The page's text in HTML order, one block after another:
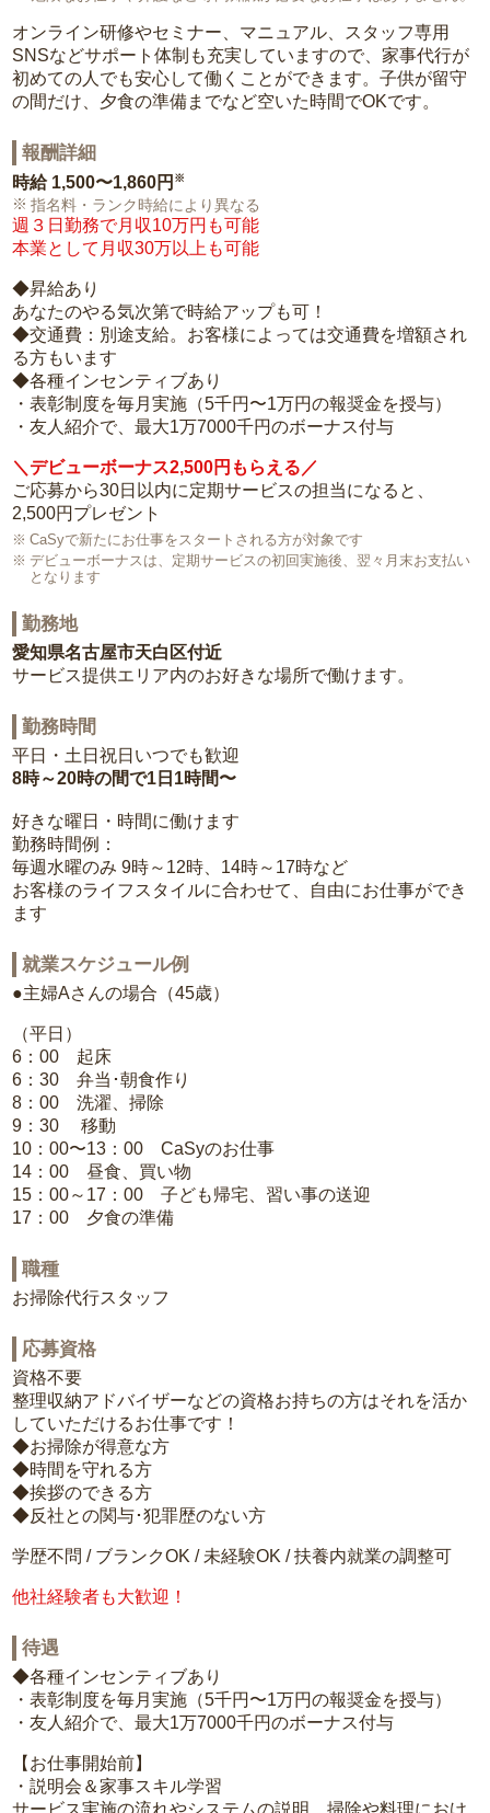
オンライン研修やセミナー、マニュアル、スタッフ専用
SNSなどサポート体制も充実していますので、家事代行が
初めての人でも安心して働くことができます。子供が留守
の間だけ、夕食の準備までなど空いた時間でOKです。
報酬詳細
時給 1,500〜1,860円 ※
指名料・ランク時給により異なる
週３日勤務で月収10万円も可能
本業として月収30万以上も可能
◆昇給あり
あなたのやる気次第で時給アップも可！
◆交通費：別途支給。お客様によっては交通費を増額され
る方もいます
◆各種インセンティブあり
・表彰制度を毎月実施（5千円〜1万円の報奨金を授与）
・友人紹介で、最大1万7000千円のボーナス付与
＼デビューボーナス2,500円もらえる／
ご応募から30日以内に定期サービスの担当になると、
2,500円プレゼント
CaSyで新たにお仕事をスタートされる方が対象です
デビューボーナスは、定期サービスの初回実施後、翌々月末お支払い
となります
勤務地
愛知県名古屋市天白区付近
サービス提供エリア内のお好きな場所で働けます。
勤務時間
平日・土日祝日いつでも歓迎
8時～20時の間で1日1時間〜
好きな曜日・時間に働けます
勤務時間例：
毎週水曜のみ 9時～12時、14時～17時など
お客様のライフスタイルに合わせて、自由にお仕事ができ
ます
就業スケジュール例
●主婦Aさんの場合（45歳）
（平日）
6：00 起床
6：30 弁当･朝食作り
8：00 洗濯、掃除
9：30 移動
10：00〜13：00 CaSyのお仕事
14：00 昼食、買い物
15：00～17：00 子ども帰宅、習い事の送迎
17：00 夕食の準備
職種
お掃除代行スタッフ
応募資格
資格不要
整理収納アドバイザーなどの資格お持ちの方はそれを活か
していただけるお仕事です！
◆お掃除が得意な方
◆時間を守れる方
◆挨拶のできる方
◆反社との関与･犯罪歴のない方
学歴不問 / ブランクOK / 未経験OK / 扶養内就業の調整可
他社経験者も大歓迎！
待遇
◆各種インセンティブあり
・表彰制度を毎月実施（5千円〜1万円の報奨金を授与）
・友人紹介で、最大1万7000千円のボーナス付与
【お仕事開始前】
・説明会＆家事スキル学習